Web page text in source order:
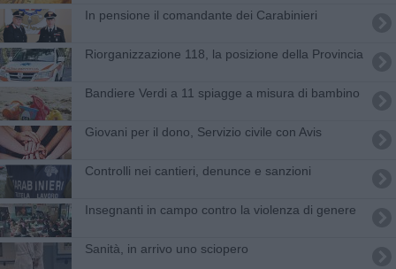
In pensione il comandante dei Carabinieri
Riorganizzazione 118, la posizione della Provincia
Bandiere Verdi a 11 spiagge a misura di bambino
Giovani per il dono, Servizio civile con Avis
Controlli nei cantieri, denunce e sanzioni
Insegnanti in campo contro la violenza di genere
Sanità, in arrivo uno sciopero